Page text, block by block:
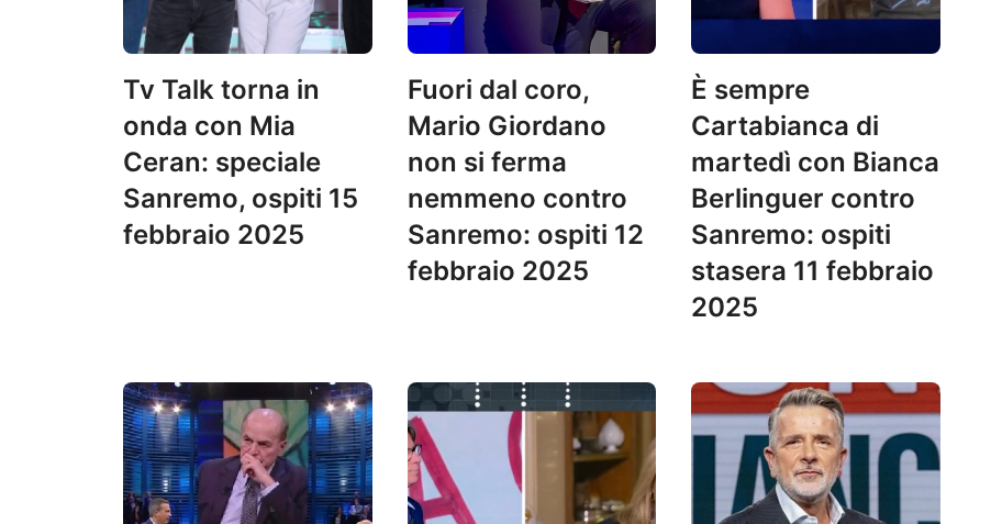
Tv Talk torna in
onda con Mia
Ceran: speciale
Sanremo, ospiti 15
febbraio 2025
Fuori dal coro,
Mario Giordano
non si ferma
nemmeno contro
Sanremo: ospiti 12
febbraio 2025
È sempre
Cartabianca di
martedì con Bianca
Berlinguer contro
Sanremo: ospiti
stasera 11 febbraio
2025